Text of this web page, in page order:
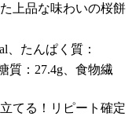
上品な味わいの桜餅
、たんぱく質：
質：27.4g、食物繊
てる！リピート確定